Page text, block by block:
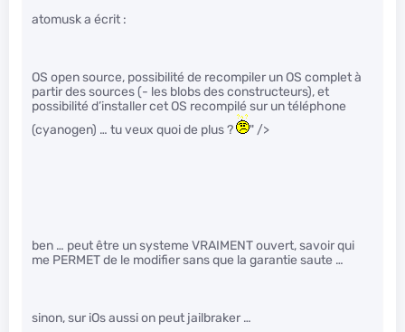
atomusk a écrit :
OS open source, possibilité de recompiler un OS complet à
partir des sources (- les blobs des constructeurs), et
possibilité d’installer cet OS recompilé sur un téléphone
(cyanogen) … tu veux quoi de plus ?
" />
ben … peut être un systeme VRAIMENT ouvert, savoir qui
me PERMET de le modifier sans que la garantie saute …
sinon, sur iOs aussi on peut jailbraker …